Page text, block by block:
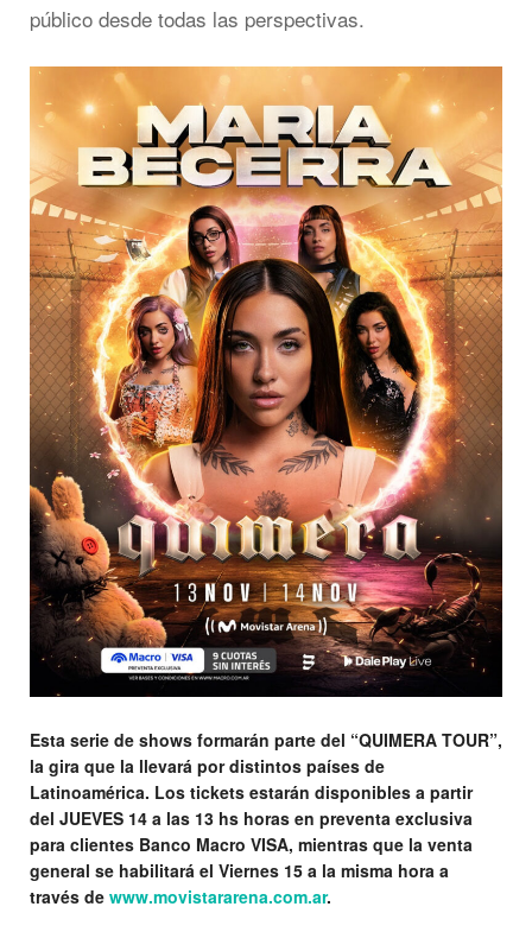
público desde todas las perspectivas.
Esta serie de shows formarán parte del “QUIMERA TOUR”,
la gira que la llevará por distintos países de
Latinoamérica. Los tickets estarán disponibles a partir
del JUEVES 14 a las 13 hs horas en preventa exclusiva
para clientes Banco Macro VISA, mientras que la venta
general se habilitará el Viernes 15 a la misma hora a
través de www.movistararena.com.ar.